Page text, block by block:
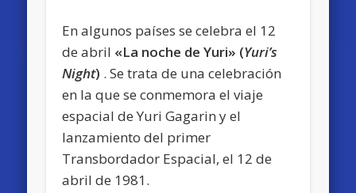
En algunos países se celebra el 12
de abril «La noche de Yuri» (Yuri’s
Night) . Se trata de una celebración
en la que se conmemora el viaje
espacial de Yuri Gagarin y el
lanzamiento del primer
Transbordador Espacial, el 12 de
abril de 1981.